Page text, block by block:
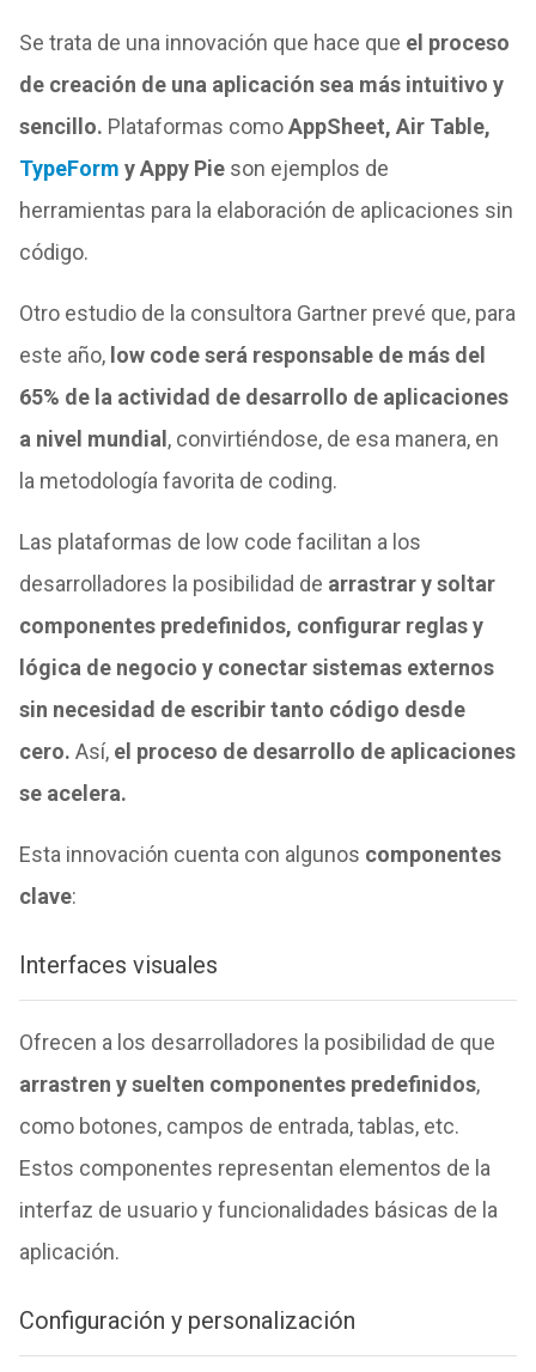
Se trata de una innovación que hace que el proceso
de creación de una aplicación sea más intuitivo y
sencillo. Plataformas comoAppSheet, Air Table,
TypeForm y Appy Pieson ejemplos de
herramientas para la elaboración de aplicaciones sin
código.
Otro estudio de la consultora Gartner prevé que, para
este año, low code será responsable de más del
65% de la actividad de desarrollo de aplicaciones
a nivel mundial , convirtiéndose, de esa manera, en
la metodología favorita de coding.
Las plataformas de low code facilitan a los
desarrolladores la posibilidad de arrastrar y soltar
componentes predefinidos, configurar reglas y
lógica de negocio y conectar sistemas externos
sin necesidad de escribir tanto código desde
cero. Así, el proceso de desarrollo de aplicaciones
se acelera.
Esta innovación cuenta con algunos componentes
clave:
Interfaces visuales
Ofrecen a los desarrolladores la posibilidad de que
arrastren y suelten componentes predefinidos,
como botones, campos de entrada, tablas, etc.
Estos componentes representan elementos de la
interfaz de usuario y funcionalidades básicas de la
aplicación.
Configuración y personalización